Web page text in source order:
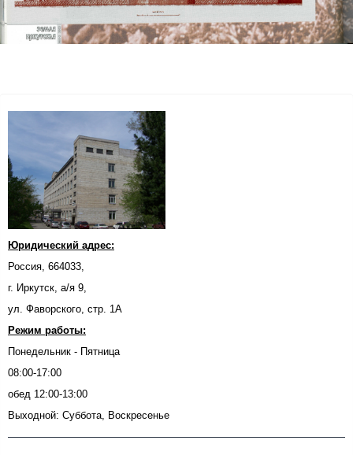
Юридический адрес:
Россия, 664033,
г. Иркутск, а/я 9,
ул. Фаворского, стр. 1А
Режим работы:
Понедельник - Пятница
08:00-17:00
обед 12:00-13:00
Выходной: Суббота, Воскресенье